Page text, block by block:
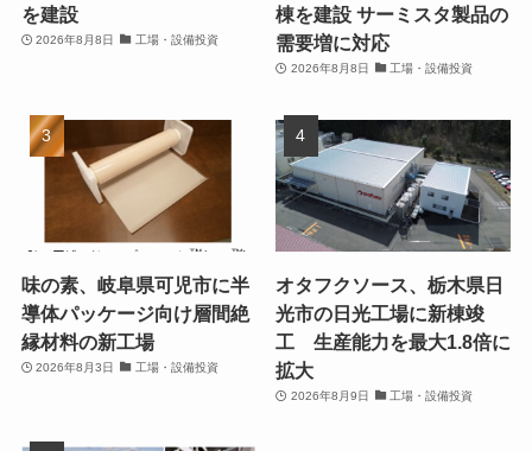
を建設
2026年8月8日 工場・設備投資
棟を建設 サーミスタ製品の
需要増に対応
2026年8月8日 工場・設備投資
味の素、岐阜県可児市に半
導体パッケージ向け層間絶
縁材料の新工場
2026年8月3日 工場・設備投資
オタフクソース、栃木県日
光市の日光工場に新棟竣
工 生産能力を最大1.8倍に
拡大
2026年8月9日 工場・設備投資